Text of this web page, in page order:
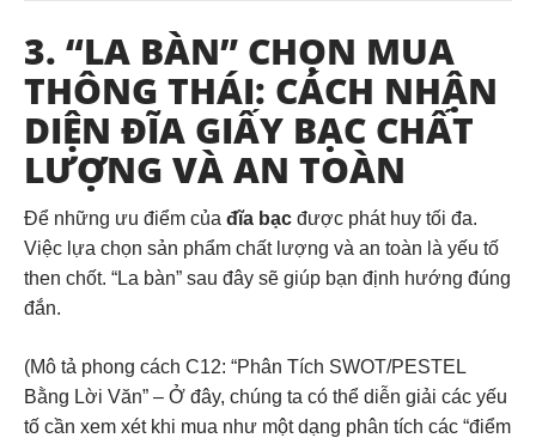
3. “LA BÀN” CHỌN MUA
THÔNG THÁI: CÁCH NHẬN
DIỆN ĐĨA GIẤY BẠC CHẤT
LƯỢNG VÀ AN TOÀN
Để những ưu điểm của đĩa bạc được phát huy tối đa.
Việc lựa chọn sản phẩm chất lượng và an toàn là yếu tố
then chốt. “La bàn” sau đây sẽ giúp bạn định hướng đúng
đắn.
(Mô tả phong cách C12: “Phân Tích SWOT/PESTEL
Bằng Lời Văn” – Ở đây, chúng ta có thể diễn giải các yếu
tố cần xem xét khi mua như một dạng phân tích các “điểm